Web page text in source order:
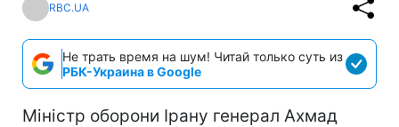
RBC.UA
Не трать время на шум! Читай только суть из
РБК-Украина в Google
Міністр оборони Ірану генерал Ахмад